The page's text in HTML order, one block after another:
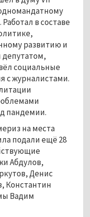
в составе
развитию и
депутатом,
социальные
с журналистами.
пандемии.
на места
подали ещё 28
Абдулов,
Денис
Константин
Вадим